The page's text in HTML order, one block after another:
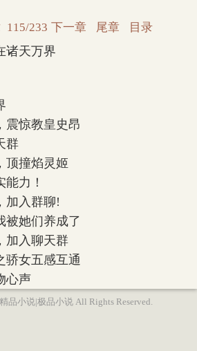
115/233 下一章 尾章 目录
诸天万界
震惊教皇史昂
群
顶撞焰灵姬
力！
加入群聊!
被她们养成了
加入聊天群
骄女五感互通
心声
品小说|极品小说 All Rights Reserved.